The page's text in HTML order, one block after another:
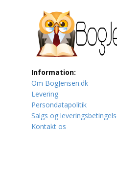
Mad
Musik
Mytologi / Sagn /
Naturen
Oldtidskundskab
Ordbøger
Information:
Om BogJensen.dk
Levering
Persondatapolitik
Salgs og
Kontakt os